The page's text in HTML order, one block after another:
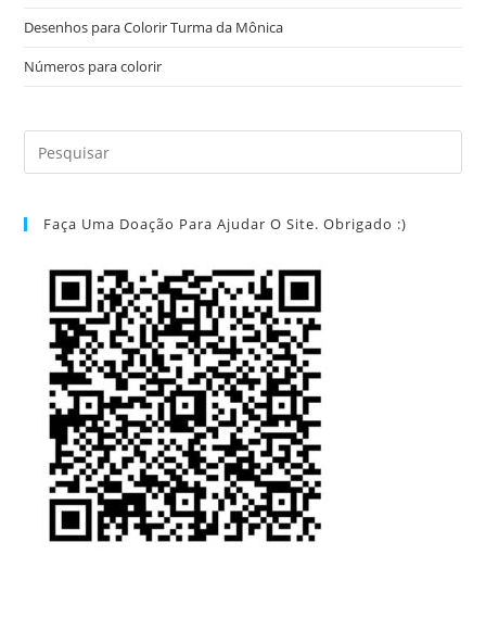
Desenhos para Colorir Turma da Mônica
Números para colorir
Faça Uma Doação Para Ajudar O Site. Obrigado :)